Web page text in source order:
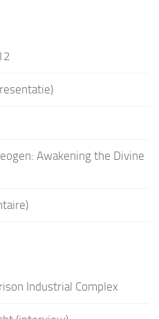
Awakening the Divine
Industrial Complex